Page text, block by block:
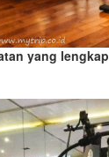
yang lengkap